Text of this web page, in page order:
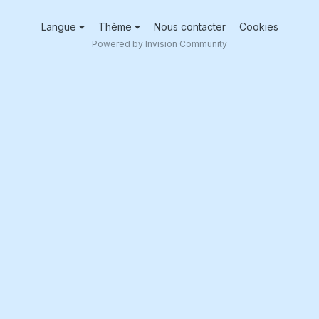
Langue Thème Nous contacter Cookies
Powered by Invision Community